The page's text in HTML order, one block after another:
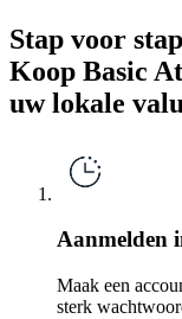
Stap voor
Koop Basic
uw lokale
Aanmelden
Maak een
sterk